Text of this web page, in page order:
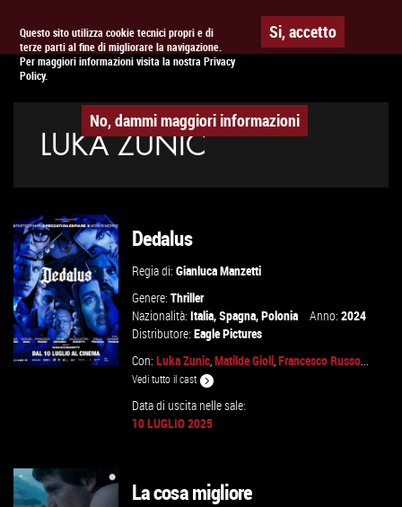
Questo sito utilizza cookie tecnici propri e di
terze parti al fine di migliorare la navigazione.
Per maggiori informazioni visita la nostra Privacy
Policy.
Si, accetto
No, dammi maggiori informazioni
APPUNTAMENTO AL CINEMA
LUKA ZUNIC
VAI ALLA SCHEDA
Dedalus
Regia di:Gianluca Manzetti
Genere:Thriller
Nazionalità:Italia,Spagna,Polonia Anno:2024
Distributore:Eagle Pictures
Con:Luka Zunic,Matilde Gioli,Francesco Russo...
Vedi tutto il cast
Data di uscita nelle sale:
10 LUGLIO 2025
La cosa migliore